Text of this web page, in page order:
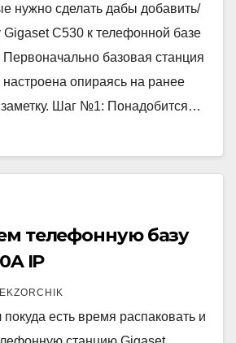
нужно сделать дабы добавить/
Gigaset C530 к телефонной базе
базовая станция
опираясь на ранее
Шаг №1: Понадобится…
телефонную базу
IP
EKZORCHIK
есть время распаковать и